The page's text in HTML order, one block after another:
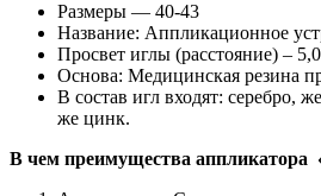
Размеры — 40-43
Название: Аппликационное
Просвет иглы (расстояние) –
Основа: Медицинская резина
В состав игл входят: серебро,
же цинк.
В чем преимущества аппликатора